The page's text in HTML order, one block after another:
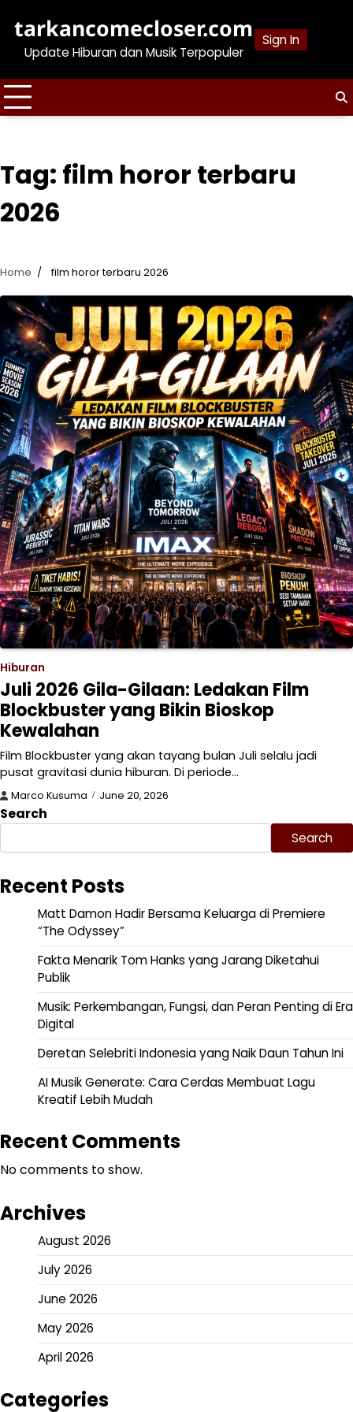
content
tarkancomecloser.com
Update Hiburan dan Musik Terpopuler
Sign In
Tag: film horor terbaru
2026
Home film horor terbaru 2026
Hiburan
Juli 2026 Gila-Gilaan: Ledakan Film
Blockbuster yang Bikin Bioskop
Kewalahan
Film Blockbuster yang akan tayang bulan Juli selalu jadi
pusat gravitasi dunia hiburan. Di periode…
Marco Kusuma June 20, 2026
Search
Search
Recent Posts
Matt Damon Hadir Bersama Keluarga di Premiere
“The Odyssey”
Fakta Menarik Tom Hanks yang Jarang Diketahui
Publik
Musik: Perkembangan, Fungsi, dan Peran Penting di Era
Digital
Deretan Selebriti Indonesia yang Naik Daun Tahun Ini
AI Musik Generate: Cara Cerdas Membuat Lagu
Kreatif Lebih Mudah
Recent Comments
No comments to show.
Archives
August 2026
July 2026
June 2026
May 2026
April 2026
Categories